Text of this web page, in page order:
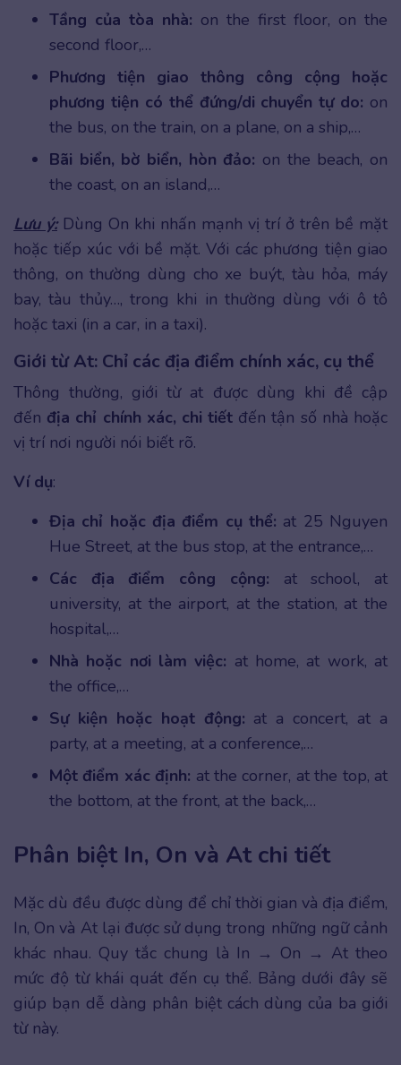
Tầng của tòa nhà: on the first floor, on the
second floor,…
Phương tiện giao thông công cộng hoặc
phương tiện có thể đứng/di chuyển tự do: on
the bus, on the train, on a plane, on a ship,…
Bãi biển, bờ biển, hòn đảo: on the beach, on
the coast, on an island,…
Lưu ý:Dùng On khi nhấn mạnh vị trí ở trên bề mặt
hoặc tiếp xúc với bề mặt. Với các phương tiện giao
thông, on thường dùng cho xe buýt, tàu hỏa, máy
bay, tàu thủy…, trong khi in thường dùng với ô tô
hoặc taxi (in a car, in a taxi).
Giới từ At: Chỉ các địa điểm chính xác, cụ thể
Thông thường, giới từ at được dùng khi đề cập
đến địa chỉ chính xác, chi tiết đến tận số nhà hoặc
vị trí nơi người nói biết rõ.
Ví dụ:
Địa chỉ hoặc địa điểm cụ thể: at 25 Nguyen
Hue Street, at the bus stop, at the entrance,…
Các địa điểm công cộng: at school, at
university, at the airport, at the station, at the
hospital,…
Nhà hoặc nơi làm việc: at home, at work, at
the office,…
Sự kiện hoặc hoạt động: at a concert, at a
party, at a meeting, at a conference,…
Một điểm xác định: at the corner, at the top, at
the bottom, at the front, at the back,…
Phân biệt In, On và At chi tiết
Mặc dù đều được dùng để chỉ thời gian và địa điểm,
In, On và At lại được sử dụng trong những ngữ cảnh
khác nhau. Quy tắc chung là In → On → At theo
mức độ từ khái quát đến cụ thể. Bảng dưới đây sẽ
giúp bạn dễ dàng phân biệt cách dùng của ba giới
từ này.